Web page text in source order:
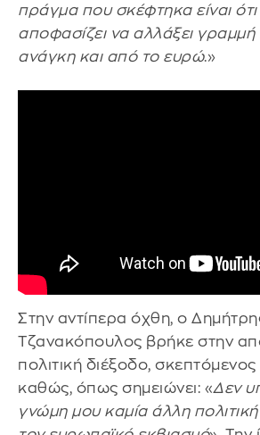
πράγμα που σκέφτηκα είναι
αποφασίζει να αλλάξει γραμμή
ανάγκη και από το ευρώ.»
Στην αντίπερα όχθη, ο
Τζανακόπουλος βρήκε στην
πολιτική διέξοδο, σκεπτόμενος
καθώς, όπως σημειώνει: «Δεν
γνώμη μου καμία άλλη